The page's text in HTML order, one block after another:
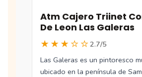
Atm Cajero Triinet
De Leon Las Galeras
★★★☆☆2.7/5
Las Galeras es un pintoresco
ubicado en la península de